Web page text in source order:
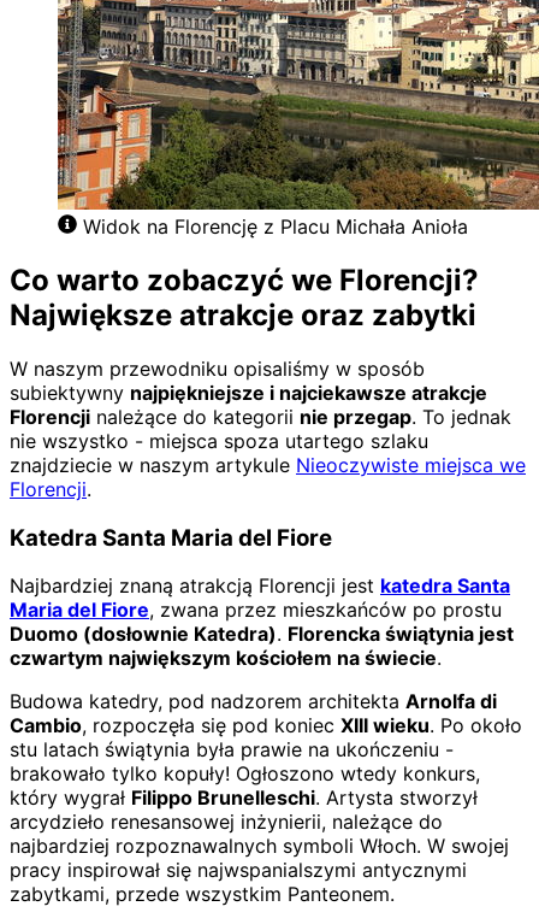
Widok na Florencję z Placu Michała Anioła
Co warto zobaczyć we Florencji?
Największe atrakcje oraz zabytki
W naszym przewodniku opisaliśmy w sposób
subiektywny najpiękniejsze i najciekawsze atrakcje
Florencji należące do kategorii nie przegap. To jednak
nie wszystko - miejsca spoza utartego szlaku
znajdziecie w naszym artykule Nieoczywiste miejsca we
Florencji.
Katedra Santa Maria del Fiore
Najbardziej znaną atrakcją Florencji jest katedra Santa
Maria del Fiore, zwana przez mieszkańców po prostu
Duomo (dosłownie Katedra). Florencka świątynia jest
czwartym największym kościołem na świecie.
Budowa katedry, pod nadzorem architekta Arnolfa di
Cambio, rozpoczęła się pod koniec XIII wieku. Po około
stu latach świątynia była prawie na ukończeniu -
brakowało tylko kopuły! Ogłoszono wtedy konkurs,
który wygrał Filippo Brunelleschi. Artysta stworzył
arcydzieło renesansowej inżynierii, należące do
najbardziej rozpoznawalnych symboli Włoch. W swojej
pracy inspirował się najwspanialszymi antycznymi
zabytkami, przede wszystkim Panteonem.